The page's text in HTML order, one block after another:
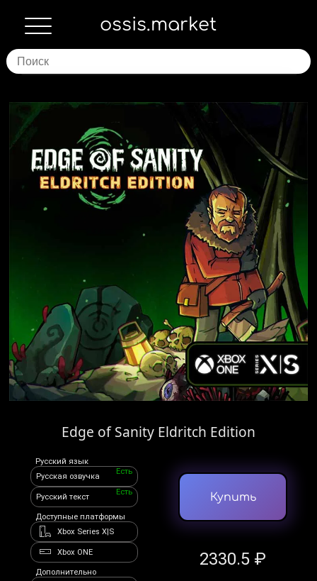
ossis.market
Edge of Sanity Eldritch Edition
Русский язык
Русская озвучка
Есть
Русский текст
Есть
Доступные платформы
Xbox Series X|S
Xbox ONE
Дополнительно
Купить
2330.5 ₽